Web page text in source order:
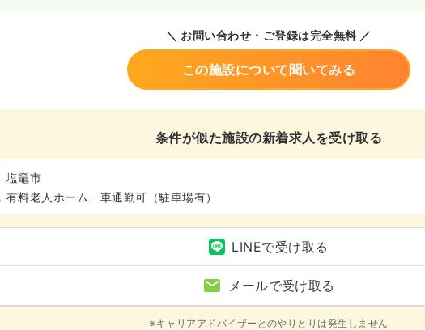
＼ お問い合わせ・ご登録は完全無料 ／
この施設について聞いてみる
条件が似た施設の新着求人を受け取る
塩竈市
有料老人ホーム、車通勤可（駐車場有）
LINEで受け取る
メールで受け取る
※キャリアアドバイザーとのやりとりは発生しません